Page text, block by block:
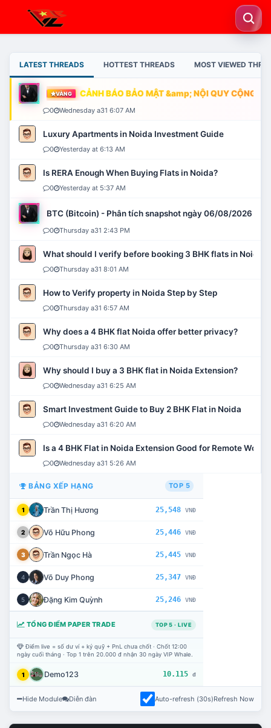
LATEST THREADS HOTTEST THREADS MOST VIEWED
VÀNG CẢNH BÁO BẢO MẬT &amp; NỘI QUY CỘNG
0 Wednesday a31 6:07 AM
Luxury Apartments in Noida Investment Guide
0 Yesterday at 6:13 AM
Is RERA Enough When Buying Flats in Noida?
0 Yesterday at 5:37 AM
BTC (Bitcoin) - Phân tích snapshot ngày 06/08/2026
0 Thursday a31 2:43 PM
What should I verify before booking 3 BHK flats in Noida?
0 Thursday a31 8:01 AM
How to Verify property in Noida Step by Step
0 Thursday a31 6:57 AM
Why does a 4 BHK flat Noida offer better privacy?
0 Thursday a31 6:30 AM
Why should I buy a 3 BHK flat in Noida Extension?
0 Wednesday a31 6:25 AM
Smart Investment Guide to Buy 2 BHK Flat in Noida
0 Wednesday a31 6:20 AM
Is a 4 BHK Flat in Noida Extension Good for Remote Work?
0 Wednesday a31 5:26 AM
BẢNG XẾP HẠNG TOP 5
1 Trần Thị Hương 25,548 VNĐ
2 Võ Hữu Phong 25,446 VNĐ
3 Trần Ngọc Hà 25,445 VNĐ
4 Võ Duy Phong 25,347 VNĐ
5 Đặng Kim Quỳnh 25,246 VNĐ
TỔNG ĐIỂM PAPER TRADE TOP 5 · LIVE
Điểm live = số dư ví + ký quỹ + PnL chưa chốt · Chốt 12:00
ngày cuối tháng · Top 1 trên 20.000 đ nhận 30 ngày VIP Whale.
1 Demo123 10.115 đ
Hide Module Diễn đàn Auto-refresh (30s)Refresh Now